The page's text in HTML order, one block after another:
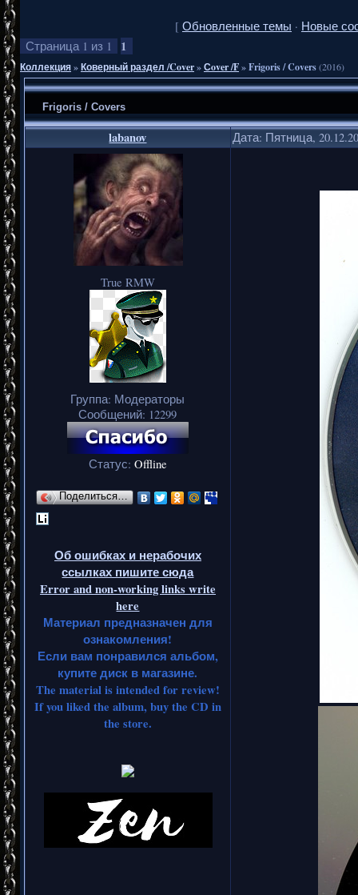
[ Обновленные темы · Новые
Страница 1 из 1 1
Коллекция»Коверный раздел /Cover»Сover /F»Frigoris / Covers(2016)
Frigoris / Covers
labanov Дата: Пятница,
True RMW
Группа: Модераторы
Сообщений: 12299
Статус: Offline
Поделиться…
Об ошибках и нерабочих
ссылках пишите сюда
Error and non-working links write
here
Материал предназначен для
ознакомления!
Если вам понравился альбом,
купите диск в магазине.
The material is intended for review!
If you liked the album, buy the CD in
the store.